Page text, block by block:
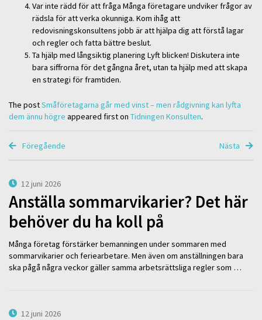
Var inte rädd för att fråga Många företagare undviker frågor av
rädsla för att verka okunniga. Kom ihåg att
redovisningskonsultens jobb är att hjälpa dig att förstå lagar
och regler och fatta bättre beslut.
Ta hjälp med långsiktig planering Lyft blicken! Diskutera inte
bara siffrorna för det gångna året, utan ta hjälp med att skapa
en strategi för framtiden.
The postSmåföretagarna går med vinst – men rådgivning kan lyfta
dem ännu högre appeared first on Tidningen Konsulten.
Föregående Nästa
12 juni 2026
Anställa sommarvikarier? Det här
behöver du ha koll på
Många företag förstärker bemanningen under sommaren med
sommarvikarier och feriearbetare. Men även om anställningen bara
ska pågå några veckor gäller samma arbetsrättsliga regler som …
12 juni 2026